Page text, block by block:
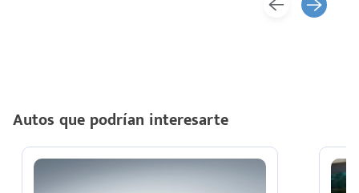
Autos que podrían interesarte